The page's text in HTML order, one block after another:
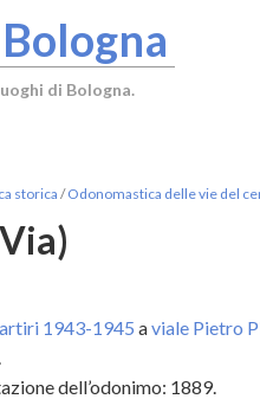
di Bologna.
storica / Odonomastica delle vie del
1943-1945 aviale Pietro
dell’odonimo: 1889.